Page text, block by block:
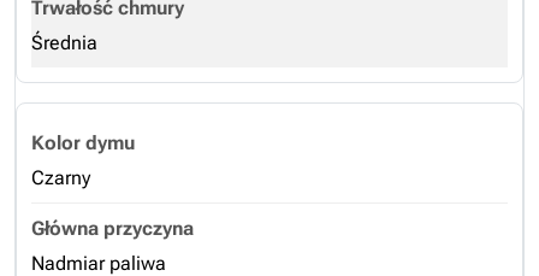
Średnia
Czarny
Nadmiar paliwa